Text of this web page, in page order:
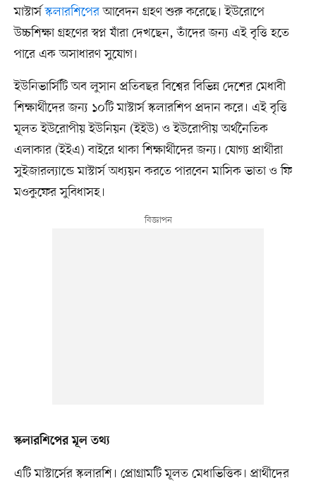
মাস্টার্সস্কলারশিপেরআবেদন গ্রহণ শুরু করেছে। ইউরোপে
উচ্চশিক্ষা গ্রহণের স্বপ্ন যাঁরা দেখছেন, তাঁদের জন্য এই বৃত্তি হতে
পারে এক অসাধারণ সুযোগ।
ইউনিভার্সিটি অব লুসান প্রতিবছর বিশ্বের বিভিন্ন দেশের মেধাবী
শিক্ষার্থীদের জন্য ১০টি মাস্টার্স স্কলারশিপ প্রদান করে। এই বৃত্তি
মূলত ইউরোপীয় ইউনিয়ন (ইইউ) ও ইউরোপীয় অর্থনৈতিক
এলাকার (ইইএ) বাইরে থাকা শিক্ষার্থীদের জন্য। যোগ্য প্রার্থীরা
সুইজারল্যান্ডে মাস্টার্স অধ্যয়ন করতে পারবেন মাসিক ভাতা ও ফি
মওকুফের সুবিধাসহ।
স্কলারশিপের মূল তথ্য
এটি মাস্টার্সের স্কলারশি। প্রোগ্রামটি মূলত মেধাভিত্তিক। প্রার্থীদের